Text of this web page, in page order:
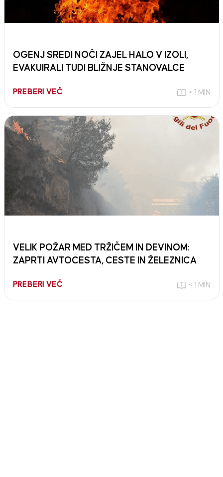
OGENJ SREDI NOČI ZAJEL HALO V IZOLI,
EVAKUIRALI TUDI BLIŽNJE STANOVALCE
PREBERI VEČ < 1 MIN
VELIK POŽAR MED TRŽIČEM IN DEVINOM:
ZAPRTI AVTOCESTA, CESTE IN ŽELEZNICA
PREBERI VEČ < 1 MIN